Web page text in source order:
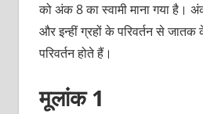
को अंक 8 का स्वामी माना गया है।
और इन्हीं ग्रहों के परिवर्तन से
परिवर्तन होते हैं।
मूलांक 1